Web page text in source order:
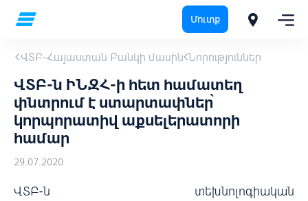
Մուտք
ՎՏԲ-Հայաստան Բանկի մասին Նորություններ
ՎՏԲ-ն ԻՆԶՀ-ի հետ համատեղ
փնտրում է ստարտափներ՝
կորպորատիվ աքսելերատորի
համար
29.07.2020
ՎՏԲ-ն տեխնոլոգիական